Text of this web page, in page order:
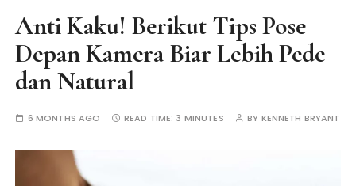
Anti Kaku! Berikut Tips Pose
Depan Kamera Biar Lebih Pede
dan Natural
6 MONTHS AGO READ TIME: 3 MINUTES BY KENNETH BRYANT